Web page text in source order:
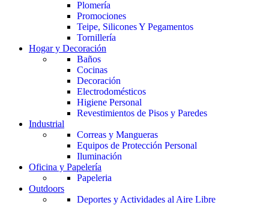
Plomería
Promociones
Teipe, Silicones Y Pegamentos
Tornillería
Hogar y Decoración
Baños
Cocinas
Decoración
Electrodomésticos
Higiene Personal
Revestimientos de Pisos y Paredes
Industrial
Correas y Mangueras
Equipos de Protección Personal
Iluminación
Oficina y Papelería
Papeleria
Outdoors
Deportes y Actividades al Aire Libre